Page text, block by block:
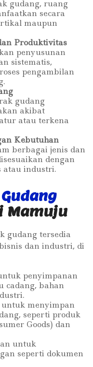
gudang, ruang
secara
maupun
Produktivitas
penyusunan
sistematis,
pengambilan
gudang
akibat
atau terkena
Kebutuhan
berbagai jenis dan
dengan
atau industri.
Mamuju
gudang tersedia
dan industri, di
penyimpanan
cadang, bahan
menyimpan
seperti produk
Goods) dan
untuk
seperti dokumen